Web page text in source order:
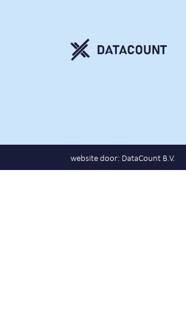
website door: DataCount B.V.